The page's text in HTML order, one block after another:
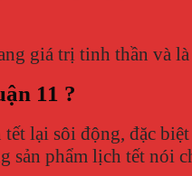
giá trị tinh thần và
11 ?
lại sôi động, đặc
sản phẩm lịch tết nói